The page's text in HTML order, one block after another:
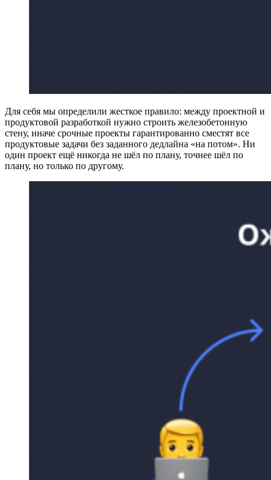
Для себя мы определили жесткое правило: между проектной и
продуктовой разработкой нужно строить железобетонную
стену, иначе срочные проекты гарантированно сместят все
продуктовые задачи без заданного дедлайна «на потом». Ни
один проект ещё никогда не шёл по плану, точнее шёл по
плану, но только по другому.